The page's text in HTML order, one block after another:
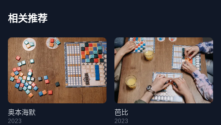
相关推荐
奥本海默
2023
芭比
2023